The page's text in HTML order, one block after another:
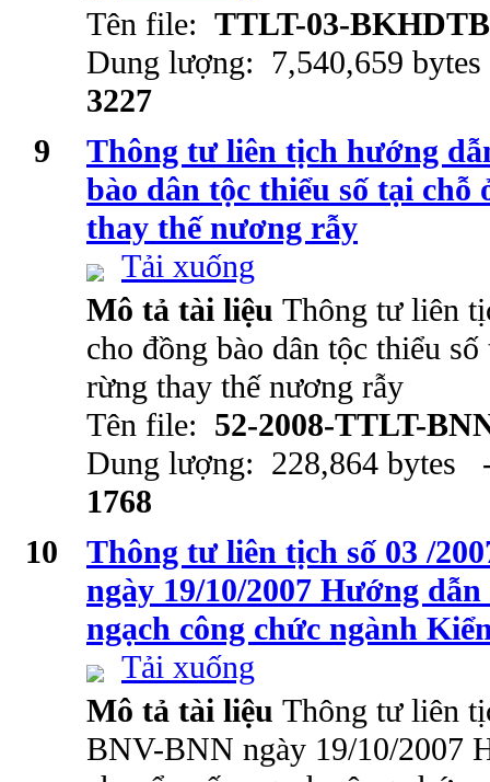
Tên file: TTLT-03-
Dung lượng: 7,540,659
3227
9
Thông tư liên tịch hướng
bào dân tộc thiểu số tại
thay thế nương rẫy
Tải xuống
Mô tả tài liệu Thông tư liên
cho đồng bào dân tộc thiểu
rừng thay thế nương rẫy
Tên file: 52-2008-TTLT-
Dung lượng: 228,864
1768
10
Thông tư liên tịch số 03 /
ngày 19/10/2007 Hướng
ngạch công chức ngành
Tải xuống
Mô tả tài liệu Thông tư liên
BNV-BNN ngày 19/10/2007